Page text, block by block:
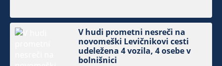
V hudi prometni nesreči na
novomeški Levičnikovi cesti
udeležena 4 vozila, 4 osebe v
bolnišnici